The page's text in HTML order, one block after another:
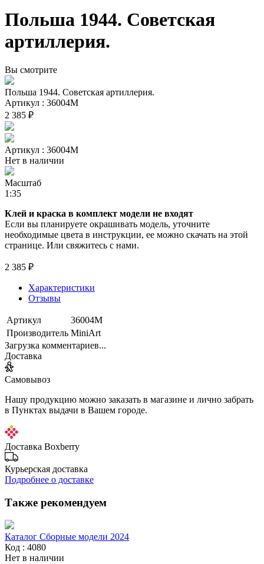
Польша 1944. Советская
артиллерия.
Вы смотрите
Польша 1944. Советская артиллерия.
Артикул : 36004М
2 385 ₽
Артикул : 36004М
Нет в наличии
Масштаб
1:35
Клей и краска в комплект модели не входят
Если вы планируете окрашивать модель, уточните
необходимые цвета в инструкции, ее можно скачать на этой
странице. Или свяжитесь с нами.
2 385 ₽
Характеристики
Отзывы
Артикул
36004М
Производитель MiniArt
Загрузка комментариев...
Доставка
Самовывоз
Нашу продукцию можно заказать в магазине и лично забрать
в Пунктах выдачи в Вашем городе.
Доставка Boxberry
Курьерская доставка
Подробнее о доставке
Также рекомендуем
Каталог Сборные модели 2024
Код : 4080
Нет в наличии